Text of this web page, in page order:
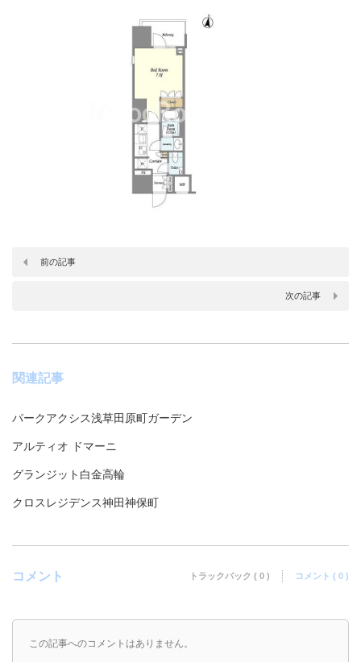
前の記事
次の記事
関連記事
パークアクシス浅草田原町ガーデン
アルティオ ドマーニ
グランジット白金高輪
クロスレジデンス神田神保町
コメント トラックバック ( 0 ) コメント ( 0 )
この記事へのコメントはありません。